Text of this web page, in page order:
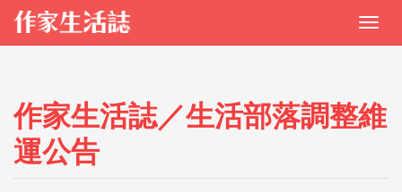
作家生活誌／生活部落調整維
運公告